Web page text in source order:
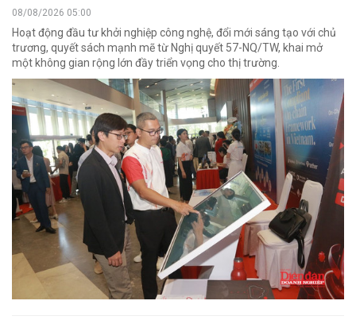
08/08/2026 05:00
Hoạt động đầu tư khởi nghiệp công nghệ, đổi mới sáng tạo với chủ
trương, quyết sách mạnh mẽ từ Nghị quyết 57-NQ/TW, khai mở
một không gian rộng lớn đầy triển vọng cho thị trường.